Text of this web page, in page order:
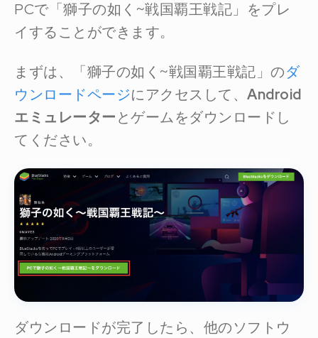
PCで「獅子の如く~戦国覇王戦記」をプレ
イすることができます。
まずは、「獅子の如く~戦国覇王戦記」のダ
ウンロードページにアクセスして、 Android
エミュレーターとゲームをダウンロードし
てください。
ダウンロードが完了したら、他のソフトウ